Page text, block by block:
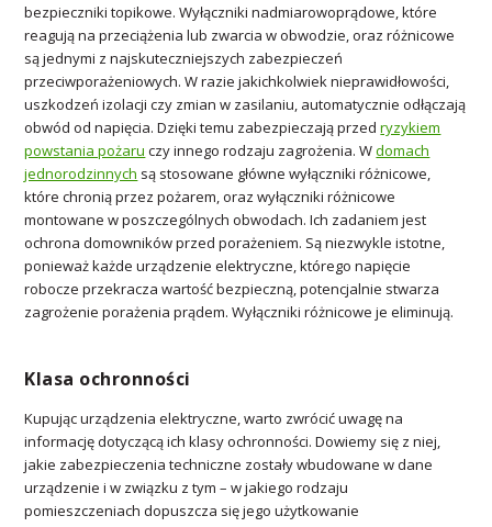
bezpieczniki topikowe. Wyłączniki nadmiarowoprądowe, które
reagują na przeciążenia lub zwarcia w obwodzie, oraz różnicowe
są jednymi z najskuteczniejszych zabezpieczeń
przeciwporażeniowych. W razie jakichkolwiek nieprawidłowości,
uszkodzeń izolacji czy zmian w zasilaniu, automatycznie odłączają
obwód od napięcia. Dzięki temu zabezpieczają przedryzykiem
powstania pożaru czy innego rodzaju zagrożenia. Wdomach
jednorodzinnych są stosowane główne wyłączniki różnicowe,
które chronią przez pożarem, oraz wyłączniki różnicowe
montowane w poszczególnych obwodach. Ich zadaniem jest
ochrona domowników przed porażeniem. Są niezwykle istotne,
ponieważ każde urządzenie elektryczne, którego napięcie
robocze przekracza wartość bezpieczną, potencjalnie stwarza
zagrożenie porażenia prądem. Wyłączniki różnicowe je eliminują.
Klasa ochronności
Kupując urządzenia elektryczne, warto zwrócić uwagę na
informację dotyczącą ich klasy ochronności. Dowiemy się z niej,
jakie zabezpieczenia techniczne zostały wbudowane w dane
urządzenie i w związku z tym – w jakiego rodzaju
pomieszczeniach dopuszcza się jego użytkowanie